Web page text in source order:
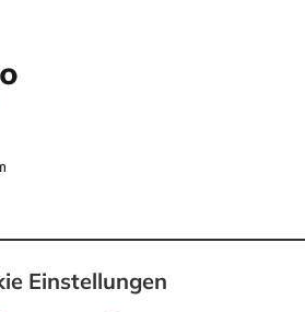
Einstellungen